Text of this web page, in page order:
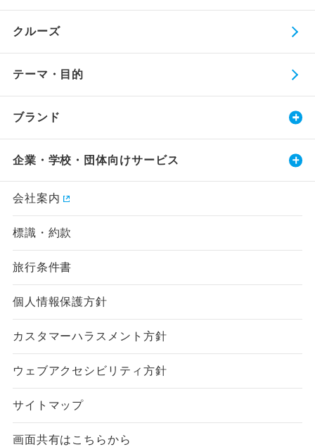
クルーズ
テーマ・目的
ブランド
企業・学校・団体向けサービス
会社案内
標識・約款
旅行条件書
個人情報保護方針
カスタマーハラスメント方針
ウェブアクセシビリティ方針
サイトマップ
画面共有はこちらから